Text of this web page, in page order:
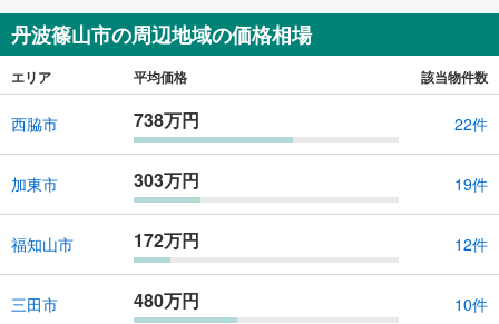
丹波篠山市の周辺地域の価格相場
エリア 平均価格 該当物件数
西脇市 738万円 22件
加東市 303万円 19件
福知山市 172万円 12件
三田市 480万円 10件